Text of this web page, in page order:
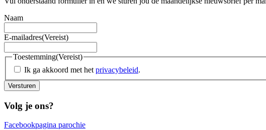
Naam
E-mailadres(Vereist)
Toestemming(Vereist)
Ik ga akkoord met het privacybeleid.
Versturen
Volg je ons?
Facebookpagina parochie